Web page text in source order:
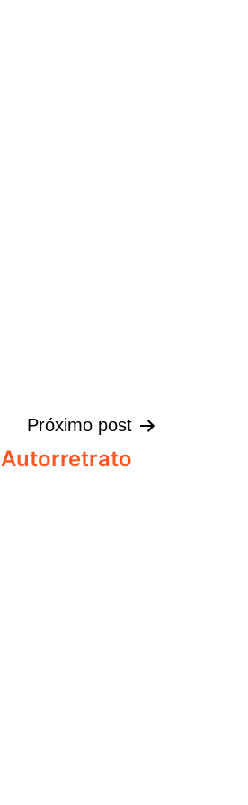
Próximo post
Autorretrato